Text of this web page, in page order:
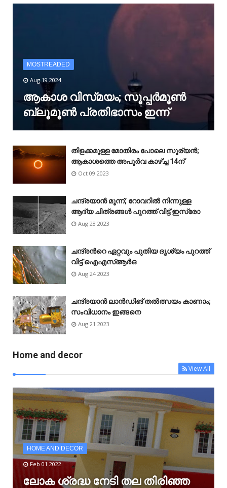
MOSTREADED
Aug 19 2024
ആകാശ വിസ്‌മയം; സൂപ്പർമൂൺ
ബ്ലൂമൂൺ പ്രതിഭാസം ഇന്ന്
തിളക്കമുള്ള മോതിരം പോലെ സൂര്യൻ;
ആകാശത്തെ അപൂർവ കാഴ്‌ച്ച 14ന്
Oct 09 2023
ചന്ദ്രയാൻ മൂന്ന്; റോവറിൽ നിന്നുള്ള
ആദ്യ ചിത്രങ്ങൾ പുറത്ത് വിട്ട് ഇസ്രോ
Aug 28 2023
ചന്ദ്രന്‍റെ ഏറ്റവും പുതിയ ദൃശ്യം പുറത്ത്
വിട്ട് ഐഎസ്ആർഒ
Aug 24 2023
ചന്ദ്രയാൻ ലാൻഡിങ് തൽത്സയം കാണാം;
സംവിധാനം ഇങ്ങനെ
Aug 21 2023
Home and decor
View All
HOME AND DECOR
Feb 01 2022
ലോക ശ്രദ്ധ നേടി തല തിരിഞ്ഞ